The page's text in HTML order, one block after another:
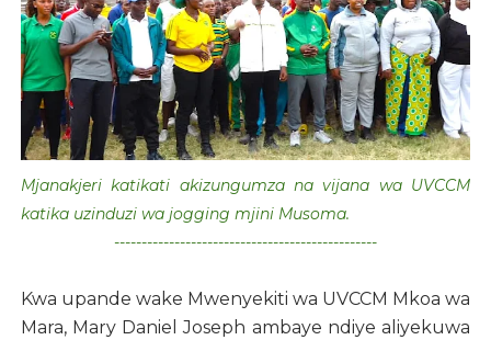
Mjanakjeri katikati akizungumza na vijana wa UVCCM
katika uzinduzi wa jogging mjini Musoma.
------------------------------------------------
Kwa upande wake Mwenyekiti wa UVCCM Mkoa wa
Mara, Mary Daniel Joseph ambaye ndiye aliyekuwa